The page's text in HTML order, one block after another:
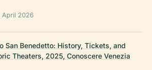
April 2026
San Benedetto: History, Tickets, and
Theaters, 2025, Conoscere Venezia